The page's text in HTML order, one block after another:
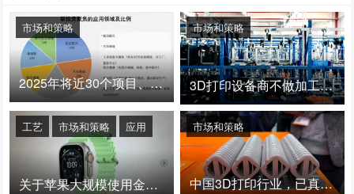
2025年将近30个项目、150亿投资：3D打印真的迎来爆发拐点了吗
市场和策略
3D打印设备商不做加工服务，就成了旁观者！
市场和策略
关于苹果大规模使用金属3D打印的思考
工艺 市场和策略 应用
中国3D打印行业，已真正进入爆发时代！
市场和策略